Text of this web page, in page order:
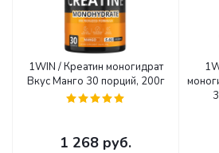
1WIN / Креатин моногидрат
Вкус Манго 30 порций, 200г
1 268 руб.